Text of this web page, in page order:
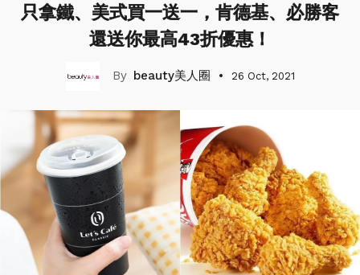
只拿鐵、美式買一送一，肯德基、必勝客
還送你最高43折優惠！
beauty美人圈 26 Oct, 2021